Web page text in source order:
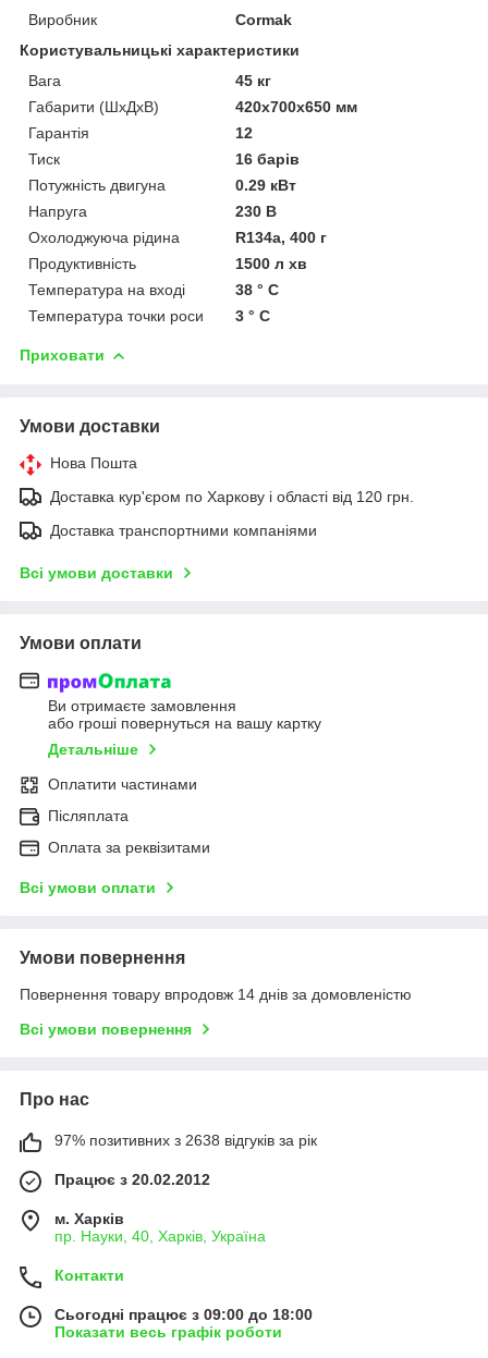
Виробник
Cormak
Користувальницькі характеристики
Вага
45 кг
Габарити (ШхДхВ)
420х700х650 мм
Гарантія
12
Тиск
16 барів
Потужність двигуна
0.29 кВт
Напруга
230 В
Охолоджуюча рідина
R134a, 400 г
Продуктивність
1500 л хв
Температура на вході
38 ° C
Температура точки роси
3 ° C
Приховати
Умови доставки
Нова Пошта
Доставка кур'єром по Харкову і області від 120 грн.
Доставка транспортними компаніями
Всі умови доставки
Умови оплати
Ви отримаєте замовлення
або гроші повернуться на вашу картку
Детальніше
Оплатити частинами
Післяплата
Оплата за реквізитами
Всі умови оплати
Умови повернення
Повернення товару впродовж 14 днів за домовленістю
Всі умови повернення
Про нас
97% позитивних з 2638 відгуків за рік
Працює з 20.02.2012
м. Харків
пр. Науки, 40, Харків, Україна
Контакти
Сьогодні працює з 09:00 до 18:00
Показати весь графік роботи